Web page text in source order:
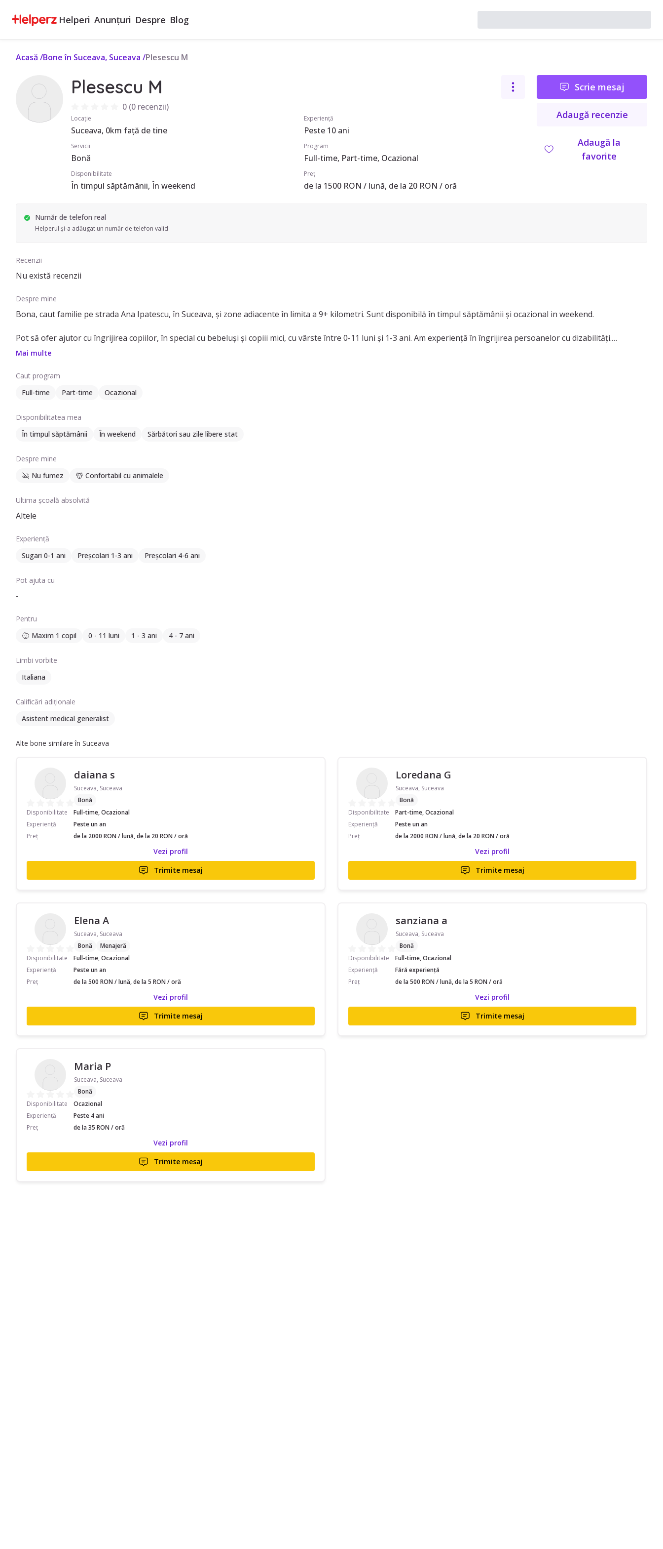
Helperi Anunțuri Despre Blog
Acasă /Bone în Suceava, Suceava /Plesescu M
Plesescu M
0(0 recenzii)
Locație
Suceava, 0km față de tine
Experiență
Peste 10 ani
Servicii
Bonă
Program
Full-time, Part-time, Ocazional
Disponibilitate
În timpul săptămânii, În weekend
Preț
de la 1500 RON / lună, de la 20 RON / oră
Scrie mesaj
Adaugă recenzie
Adaugă la
favorite
Număr de telefon real
Helperul și-a adăugat un număr de telefon valid
Recenzii
Nu există recenzii
Despre mine
Bona, caut familie pe strada Ana Ipatescu, în Suceava, și zone adiacente în limita a 9+ kilometri. Sunt disponibilă în timpul săptămânii și ocazional in weekend.
Pot să ofer ajutor cu îngrijirea copiilor, în special cu bebeluși și copiii mici, cu vârste între 0-11 luni și 1-3 ani. Am experiență în îngrijirea persoanelor cu dizabilități.
Sunt asistent medical generalist.
sunt aici să ajut.
Mai multe
Caut program
Full-time
Part-time Ocazional
Disponibilitatea mea
În timpul săptămânii
În weekend Sărbători sau zile libere stat
Despre mine
Nu fumez
Confortabil cu animalele
Ultima școală absolvită
Altele
Experiență
Sugari 0-1 ani
Preșcolari 1-3 ani Preșcolari 4-6 ani
Pot ajuta cu
-
Pentru
Maxim 1 copil
0 - 11 luni 1 - 3 ani 4 - 7 ani
Limbi vorbite
Italiana
Calificări adiționale
Asistent medical generalist
Alte bone similare în Suceava
daiana s
Suceava, Suceava
Bonă
Disponibilitate
Full-time, Ocazional
Experiență
Peste un an
Preț
de la 2000 RON / lună, de la 20 RON / oră
Vezi profil
Trimite mesaj
Loredana G
Suceava, Suceava
Bonă
Disponibilitate
Part-time, Ocazional
Experiență
Peste un an
Preț
de la 2000 RON / lună, de la 20 RON / oră
Vezi profil
Trimite mesaj
Elena A
Suceava, Suceava
Bonă
Menajeră
Disponibilitate
Full-time, Ocazional
Experiență
Peste un an
Preț
de la 500 RON / lună, de la 5 RON / oră
Vezi profil
Trimite mesaj
sanziana a
Suceava, Suceava
Bonă
Disponibilitate
Full-time, Ocazional
Experiență
Fără experiență
Preț
de la 500 RON / lună, de la 5 RON / oră
Vezi profil
Trimite mesaj
Maria P
Suceava, Suceava
Bonă
Disponibilitate
Ocazional
Experiență
Peste 4 ani
Preț
de la 35 RON / oră
Vezi profil
Trimite mesaj